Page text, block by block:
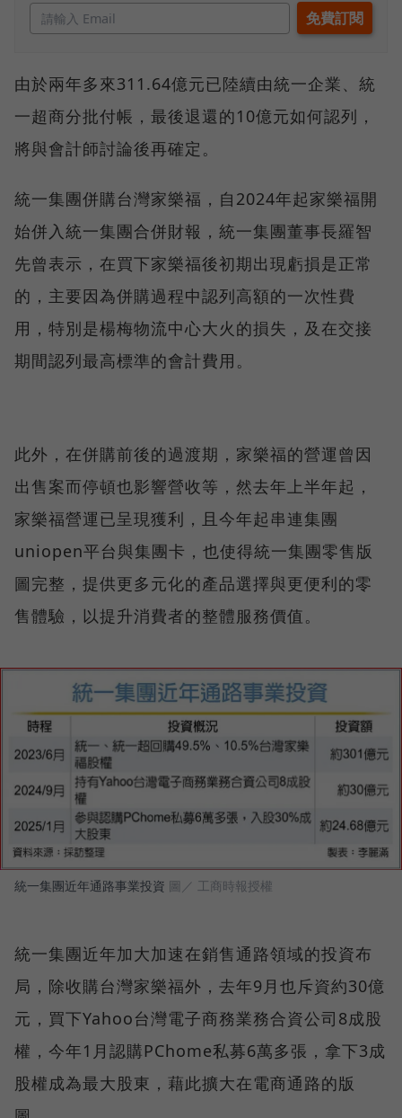
由於兩年多來311.64億元已陸續由統一企業、統
一超商分批付帳，最後退還的10億元如何認列，
將與會計師討論後再確定。
統一集團併購台灣家樂福，自2024年起家樂福開
始併入統一集團合併財報，統一集團董事長羅智
先曾表示，在買下家樂福後初期出現虧損是正常
的，主要因為併購過程中認列高額的一次性費
用，特別是楊梅物流中心大火的損失，及在交接
期間認列最高標準的會計費用。
此外，在併購前後的過渡期，家樂福的營運曾因
出售案而停頓也影響營收等，然去年上半年起，
家樂福營運已呈現獲利，且今年起串連集團
uniopen平台與集團卡，也使得統一集團零售版
圖完整，提供更多元化的產品選擇與更便利的零
售體驗，以提升消費者的整體服務價值。
統一集團近年通路事業投資 圖／ 工商時報授權
統一集團近年加大加速在銷售通路領域的投資布
局，除收購台灣家樂福外，去年9月也斥資約30億
元，買下Yahoo台灣電子商務業務合資公司8成股
權，今年1月認購PChome私募6萬多張，拿下3成
股權成為最大股東，藉此擴大在電商通路的版